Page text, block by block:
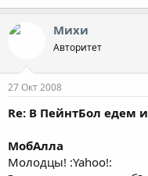
Михи
Авторитет
27 Окт 2008
Re: В ПейнтБол едем
МобАлла
Молодцы! :Yahoo!: